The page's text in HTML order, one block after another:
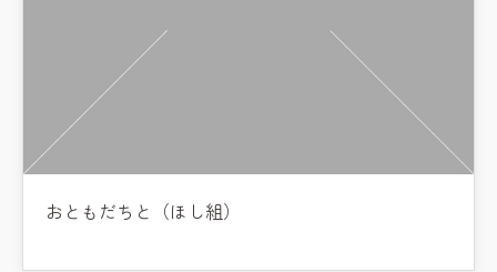
おともだちと（ほし組）
理事長のことば
教育と保育
美⽊多幼稚園の理想
園の1⽇